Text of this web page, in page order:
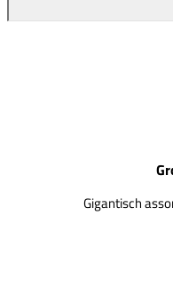
Gigantisch